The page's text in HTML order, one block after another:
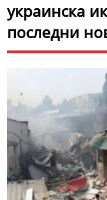
украинска
последни